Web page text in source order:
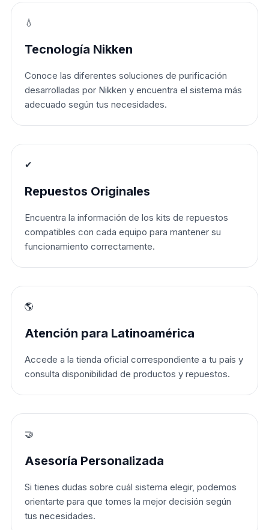
💧
Tecnología Nikken
Conoce las diferentes soluciones de purificación
desarrolladas por Nikken y encuentra el sistema más
adecuado según tus necesidades.
✔
Repuestos Originales
Encuentra la información de los kits de repuestos
compatibles con cada equipo para mantener su
funcionamiento correctamente.
🌎
Atención para Latinoamérica
Accede a la tienda oficial correspondiente a tu país y
consulta disponibilidad de productos y repuestos.
🤝
Asesoría Personalizada
Si tienes dudas sobre cuál sistema elegir, podemos
orientarte para que tomes la mejor decisión según
tus necesidades.